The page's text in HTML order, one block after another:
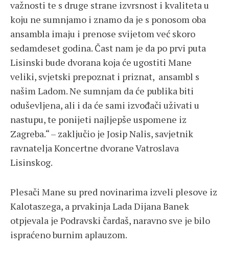
važnosti te s druge strane izvrsnost i kvaliteta u
koju ne sumnjamo i znamo da je s ponosom oba
ansambla imaju i prenose svijetom već skoro
sedamdeset godina. Čast nam je da po prvi puta
Lisinski bude dvorana koja će ugostiti Mane
veliki, svjetski prepoznat i priznat, ansambl s
našim Ladom. Ne sumnjam da će publika biti
oduševljena, ali i da će sami izvođači uživati u
nastupu, te ponijeti najljepše uspomene iz
Zagreba.“ – zaključio je Josip Nalis, savjetnik
ravnatelja Koncertne dvorane Vatroslava
Lisinskog.
Plesači Mane su pred novinarima izveli plesove iz
Kalotaszega, a prvakinja Lada Dijana Banek
otpjevala je Podravski čardaš, naravno sve je bilo
ispraćeno burnim aplauzom.